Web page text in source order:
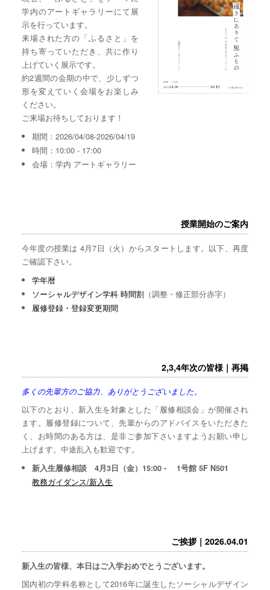
学内のアートギャラリーにて展
示を行っています。
来場された方の「ふるさと」を
持ち寄っていただき、共に作り
上げていく展示です。
約2週間の会期の中で、少しずつ
形を変えていく会場をお楽しみ
ください。
ご来場お待ちしております！
期間：2026/04/08-2026/04/19
時間：10:00 - 17:00
会場：学内 アートギャラリー
授業開始のご案内
今年度の授業は 4月7日（火）からスタートします。以下、再度
ご確認下さい。
学年暦
ソーシャルデザイン学科 時間割 （調整・修正部分赤字）
履修登録・登録変更期間
2,3,4年次の皆様｜再掲
多くの先輩方のご協力、ありがとうございました。
以下のとおり、新入生を対象とした「履修相談会」が開催され
ます。履修登録について、先輩からのアドバイスをいただきた
く、お時間のある方は、是非ご参加下さいますようお願い申し
上げます。中途乱入も歓迎です。
新入生履修相談 4月3日（金）15:00 - 1号館 5F N501
教務ガイダンス/新入生
ご挨拶｜2026.04.01
新入生の皆様、本日はご入学おめでとうございます。
国内初の学科名称として2016年に誕生したソーシャルデザイン